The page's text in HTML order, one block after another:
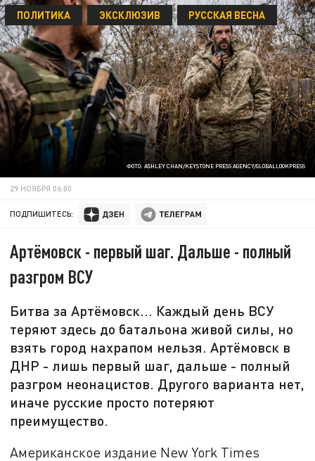
ФОТО: ASHLEY CHAN/KEYSTONE PRESS AGENCY/GLOBALLOOKPRESS
ПОЛИТИКА ЭКСКЛЮЗИВ РУССКАЯ ВЕСНА
29 НОЯБРЯ 06:00
ПОДПИШИТЕСЬ:
Артёмовск - первый шаг. Дальше - полный
разгром ВСУ
Битва за Артёмовск... Каждый день ВСУ
теряют здесь до батальона живой силы, но
взять город нахрапом нельзя. Артёмовск в
ДНР - лишь первый шаг, дальше - полный
разгром неонацистов. Другого варианта нет,
иначе русские просто потеряют
преимущество.
Американское издание New York Times